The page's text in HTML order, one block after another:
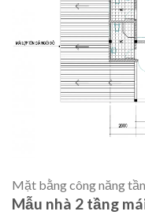
Mặt bằng công năng
Mẫu nhà 2 tầng